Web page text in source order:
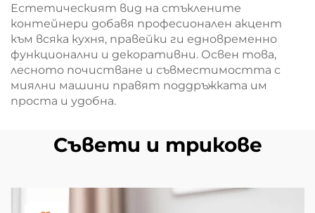
Естетическият вид на стъклените
контейнери добавя професионален акцент
към всяка кухня, правейки ги едновременно
функционални и декоративни. Освен това,
лесното почистване и съвместимостта с
миялни машини правят поддръжката им
проста и удобна.
Съвети и трикове